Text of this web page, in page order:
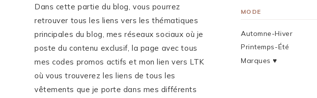
Dans cette partie du blog, vous pourrez
retrouver tous les liens vers les thématiques
principales du blog, mes réseaux sociaux où je
poste du contenu exclusif, la page avec tous
mes codes promos actifs et mon lien vers LTK
où vous trouverez les liens de tous les
vêtements que je porte dans mes différents
MODE
Automne-Hiver
Printemps-Été
Marques ♥︎